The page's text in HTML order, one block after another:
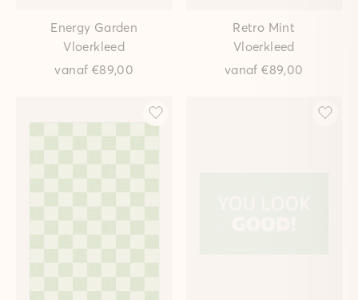
Energy Garden
Vloerkleed
vanaf €89,00
Retro Mint
Vloerkleed
vanaf€89,00